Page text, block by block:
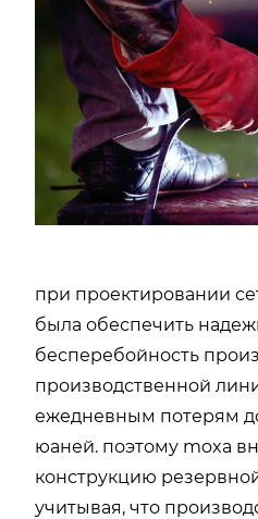
при проектировании
была обеспечить
бесперебойность
производственной
ежедневным потерям
юаней. поэтому moxa
конструкцию
учитывая, что